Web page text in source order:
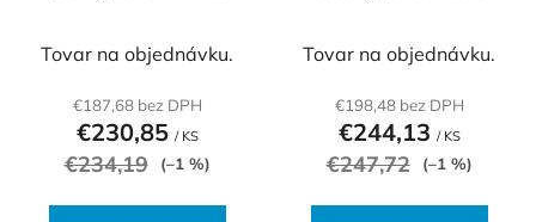
Tovar na objednávku.
€187,68 bez DPH
€230,85 / KS
€234,19 (–1 %)
Tovar na objednávku.
€198,48 bez DPH
€244,13 / KS
€247,72 (–1 %)